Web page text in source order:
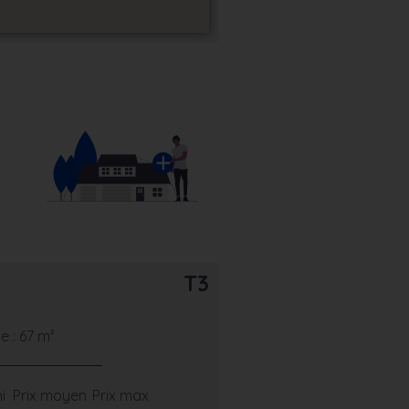
T3
: 67 m²
Prix moyen Prix max